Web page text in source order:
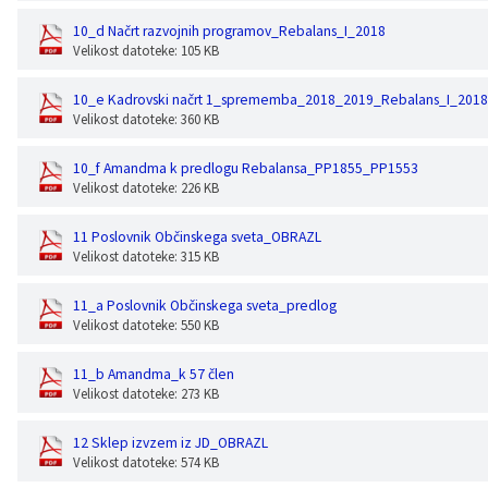
10_d Načrt razvojnih programov_Rebalans_I_2018
Velikost datoteke: 105 KB
10_e Kadrovski načrt 1_sprememba_2018_2019_Rebalans_I_2018
Velikost datoteke: 360 KB
10_f Amandma k predlogu Rebalansa_PP1855_PP1553
Velikost datoteke: 226 KB
11 Poslovnik Občinskega sveta_OBRAZL
Velikost datoteke: 315 KB
11_a Poslovnik Občinskega sveta_predlog
Velikost datoteke: 550 KB
11_b Amandma_k 57 člen
Velikost datoteke: 273 KB
12 Sklep izvzem iz JD_OBRAZL
Velikost datoteke: 574 KB